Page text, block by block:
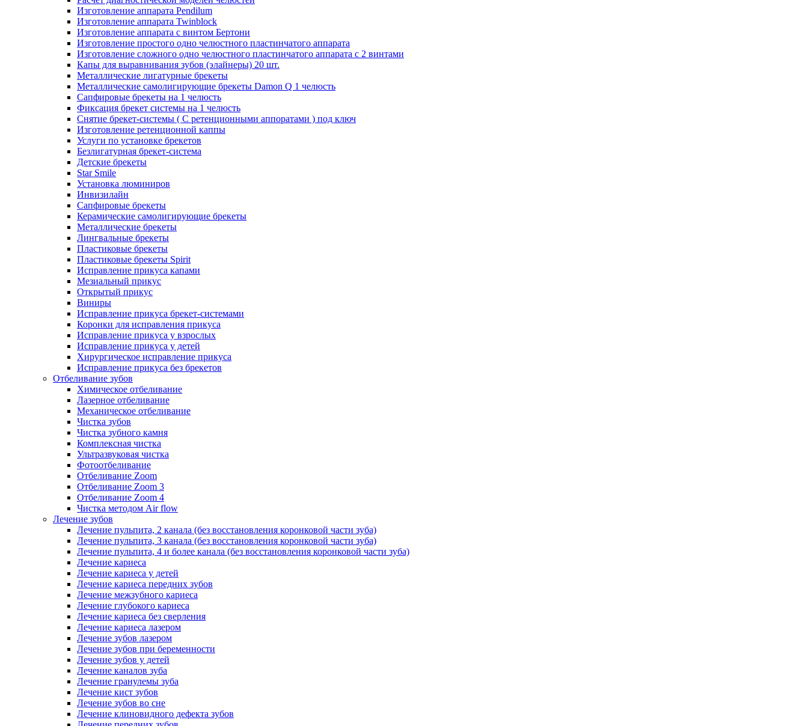
Изготовление аппарата Pendilum
Изготовление аппарата Twinblock
Изготовление аппарата с винтом Бертони
Изготовление простого одно челюстного пластинчатого аппарата
Изготовление сложного одно челюстного пластинчатого аппарата с 2 винтами
Капы для выравнивания зубов (элайнеры) 20 шт.
Металлические лигатурные брекеты
Металлические самолигирующие брекеты Damon Q 1 челюсть
Сапфировые брекеты на 1 челюсть
Фиксация брекет системы на 1 челюсть
Снятие брекет-системы ( С ретенционными аппоратами ) под ключ
Изготовление ретенционной каппы
Услуги по установке брекетов
Безлигатурная брекет-система
Детские брекеты
Star Smile
Установка люминиров
Инвизилайн
Сапфировые брекеты
Керамические самолигирующие брекеты
Металлические брекеты
Лингвальные брекеты
Пластиковые брекеты
Пластиковые брекеты Spirit
Исправление прикуса капами
Мезиальный прикус
Открытый прикус
Виниры
Исправление прикуса брекет-системами
Коронки для исправления прикуса
Исправление прикуса у взрослых
Исправление прикуса у детей
Хирургическое исправление прикуса
Исправление прикуса без брекетов
Отбеливание зубов
Химическое отбеливание
Лазерное отбеливание
Механическое отбеливание
Чистка зубов
Чистка зубного камня
Комплексная чистка
Ультразвуковая чистка
Фотоотбеливание
Отбеливание Zoom
Отбеливание Zoom 3
Отбеливание Zoom 4
Чистка методом Air flow
Лечение зубов
Лечение пульпита, 2 канала (без восстановления коронковой части зуба)
Лечение пульпита, 3 канала (без восстановления коронковой части зуба)
Лечение пульпита, 4 и более канала (без восстановления коронковой части зуба)
Лечение кариеса
Лечение кариеса у детей
Лечение кариеса передних зубов
Лечение межзубного кариеса
Лечение глубокого кариеса
Лечение кариеса без сверления
Лечение кариеса лазером
Лечение зубов лазером
Лечение зубов при беременности
Лечение зубов у детей
Лечение каналов зуба
Лечение гранулемы зуба
Лечение кист зубов
Лечение зубов во сне
Лечение клиновидного дефекта зубов